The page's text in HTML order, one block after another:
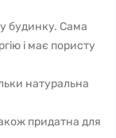
будинку. Сама
і має пористу
натуральна
придатна для